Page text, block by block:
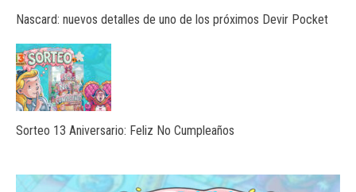
Nascard: nuevos detalles de uno de los próximos Devir Pocket
Sorteo 13 Aniversario: Feliz No Cumpleaños